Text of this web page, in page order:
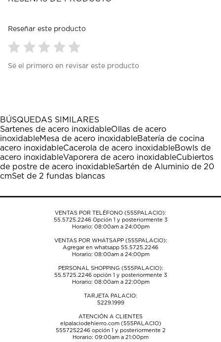
Reseñar este producto
para
1
estrella
Esta
acción
abrirá
el
formulario
de
para
estrellas.
Esta
acción
abrirá
el
formulario
de
para
estrellas.
Esta
acción
abrirá
el
formulario
de
para
estrellas.
Esta
acción
abrirá
el
formulario
de
para
estrellas.
Esta
acción
abrirá
el
formulario
de
Sé el primero en revisar este producto
BÚSQUEDAS SIMILARES
Sartenes de acero inoxidableOllas de acero
inoxidableMesa de acero inoxidableBatería de cocina
acero inoxidableCacerola de acero inoxidableBowls de
acero inoxidableVaporera de acero inoxidableCubiertos
de postre de acero inoxidableSartén de Aluminio de 20
cmSet de 2 fundas blancas
VENTAS POR TELÉFONO (555PALACIO):
55.5725.2246Opción 1 y posteriormente 3
Horario: 08:00am a 24:00pm
VENTAS POR WHATSAPP (555PALACIO):
Agregar en whatsapp 55.5725.2246
Horario: 08:00am a 24:00pm
PERSONAL SHOPPING (555PALACIO):
55.5725.2246opción 1 y posteriormente 3
Horario: 08:00am a 22:00pm
TARJETA PALACIO:
5229.1999
ATENCIÓN A CLIENTES
elpalaciodehierro.com (555PALACIO)
5557252246opción 1 y posteriormente 2
Horario: 09:00am a 21:00pm